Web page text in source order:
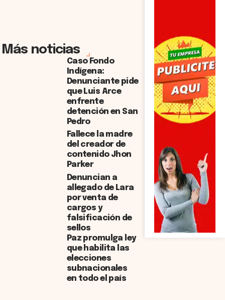
Más noticias
Caso Fondo
Indígena:
Denunciante pide
que Luis Arce
enfrente
detención en San
Pedro
Fallece la madre
del creador de
contenido Jhon
Parker
Denuncian a
allegado de Lara
por venta de
cargos y
falsificación de
sellos
Paz promulga ley
que habilita las
elecciones
subnacionales
en todo el país